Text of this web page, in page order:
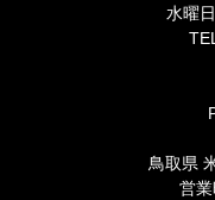
水曜
鳥取県
営